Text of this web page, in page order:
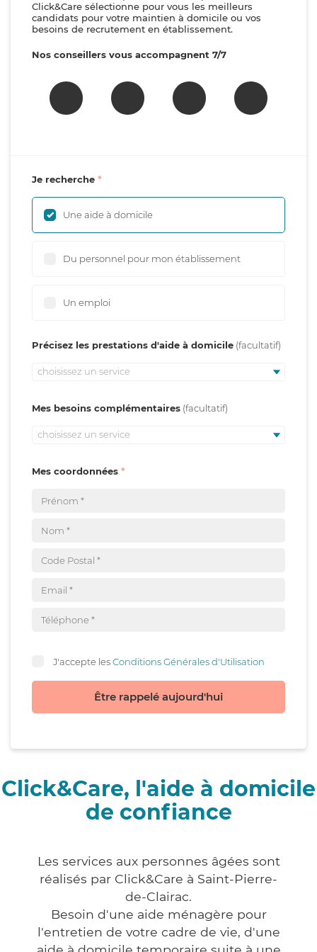
Click&Care sélectionne pour vous les meilleurs
candidats pour votre maintien à domicile ou vos
besoins de recrutement en établissement.
Nos conseillers vous accompagnent 7/7
Je recherche
Une aide à domicile
Du personnel pour mon établissement
Un emploi
Précisez les prestations d'aide à domicile
choisissez un service
Mes besoins complémentaires
choisissez un service
Mes coordonnées
J'accepte lesConditions Générales d'Utilisation
Être rappelé aujourd'hui
Click&Care, l'aide à domicile
de confiance
Les services aux personnes âgées sont
réalisés par Click&Care à Saint-Pierre-
de-Clairac.
Besoin d'une aide ménagère pour
l'entretien de votre cadre de vie, d'une